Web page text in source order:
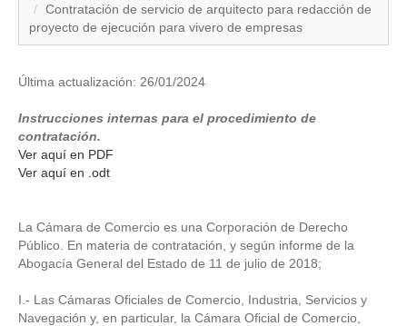
▼
Contratación de servicio de arquitecto para redacción de
proyecto de ejecución para vivero de empresas
Última actualización: 26/01/2024
Instrucciones internas para el procedimiento de
contratación.
Ver aquí en PDF
Ver aquí en .odt
La Cámara de Comercio es una Corporación de Derecho
Público. En materia de contratación, y según informe de la
Abogacía General del Estado de 11 de julio de 2018;
I.- Las Cámaras Oficiales de Comercio, Industria, Servicios y
Navegación y, en particular, la Cámara Oficial de Comercio,